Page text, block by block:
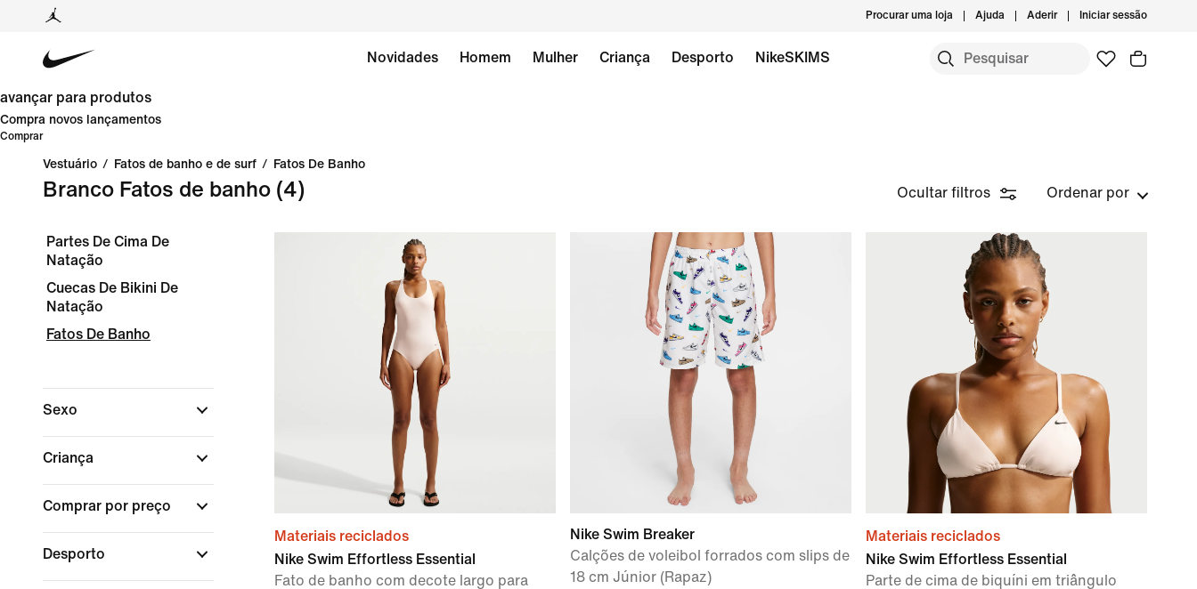
Procurar uma loja Ajuda Aderir Iniciar sessão
Novidades Homem Mulher Criança Desporto NikeSKIMS
avançar para produtos
Compra novos lançamentos
Comprar
Vestuário / Fatos de banho e de surf / Fatos De Banho
Branco Fatos de banho (4) Ocultar filtros Ordenar por
Partes De Cima De
Natação
Cuecas De Bikini De
Natação
Fatos De Banho
Sexo
Criança
Comprar por preço
Desporto
Materiais reciclados
Nike Swim Effortless Essential
Fato de banho com decote largo para
Nike Swim Breaker
Calções de voleibol forrados com slips de
18 cm Júnior (Rapaz)
Materiais reciclados
Nike Swim Effortless Essential
Parte de cima de biquíni em triângulo